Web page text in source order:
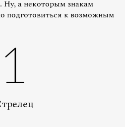
Ну, а некоторым знакам
подготовиться к возможным
1